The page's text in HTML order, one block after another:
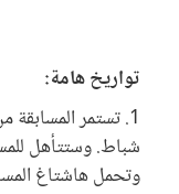
تواريخ هامة:
شباط. وستتأهل
وتحمل هاشتاغ